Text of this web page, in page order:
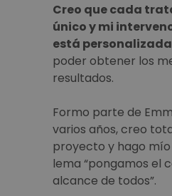
Creo que cada
único y mi
está personalizada
poder obtener los
resultados.
Formo parte de
varios años, creo
proyecto y hago
lema “pongamos el
alcance de todos”.